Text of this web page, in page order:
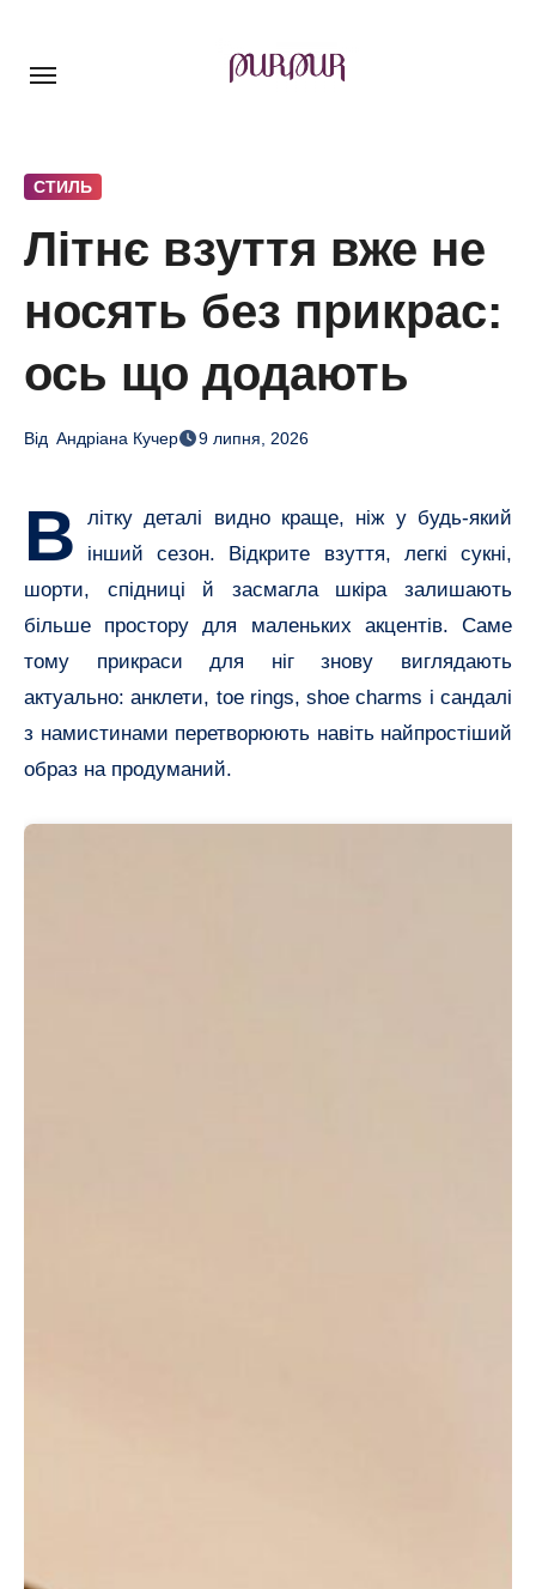
контенту
СТИЛЬ
Літнє взуття вже не
носять без прикрас:
ось що додають
Від Андріана Кучер 9 липня, 2026
В
літку деталі видно краще, ніж у будь-який
інший сезон. Відкрите взуття, легкі сукні,
шорти, спідниці й засмагла шкіра залишають
більше простору для маленьких акцентів. Саме
тому прикраси для ніг знову виглядають
актуально: анклети, toe rings, shoe charms і сандалі
з намистинами перетворюють навіть найпростіший
образ на продуманий.